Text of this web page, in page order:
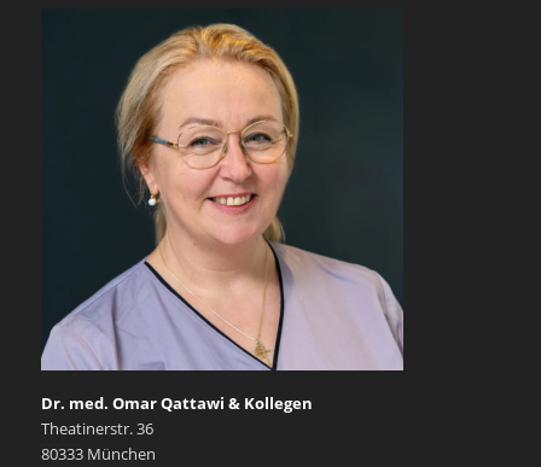
Dr. med. Omar Qattawi & Kollegen
Theatinerstr. 36
80333 München